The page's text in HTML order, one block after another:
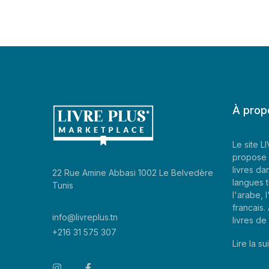
22 Rue Amine Abbasi 1002 Le Belvedère
Tunis
info@livreplus.tn
+216 31 575 307
À
Le site
propose
livres
langues
l'arabe,
francais.
livres de
Lire la